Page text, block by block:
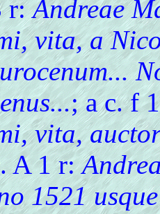
r:Andreae
vita, a
; a c. f
vita,
A 1 r:
1521